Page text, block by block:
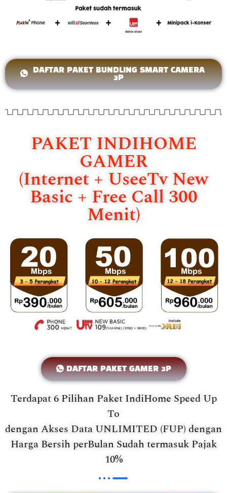
DAFTAR PAKET BUNDLING SMART CAMERA
3P
PAKET INDIHOME
GAMER
(Internet + UseeTv New
Basic + Free Call 300
Menit)
DAFTAR PAKET GAMER 3P
Terdapat 6 Pilihan Paket IndiHome Speed Up
To
dengan Akses Data UNLIMITED (FUP) dengan
Harga Bersih perBulan Sudah termasuk Pajak
10%